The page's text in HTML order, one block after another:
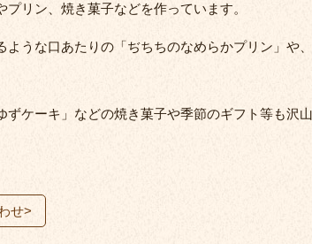
リン、焼き菓子などを作っています。
うな口あたりの「ぢちちのなめらかプリン」や
ケーキ」などの焼き菓子や季節のギフト等も沢
せ>